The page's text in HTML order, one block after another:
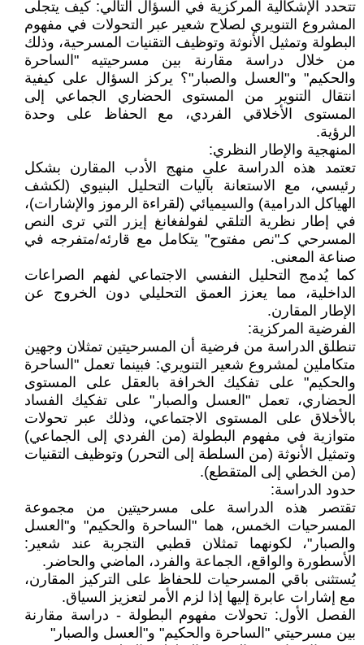
تتحدد الإشكالية المركزية في السؤال التالي: كيف يتجلى
المشروع التنويري لصلاح شعير عبر التحولات في مفهوم
البطولة وتمثيل الأنوثة وتوظيف التقنيات المسرحية، وذلك
من خلال دراسة مقارنة بين مسرحيتيه "الساحرة
والحكيم" و"العسل والصبار"؟ يركز السؤال على كيفية
انتقال التنوير من المستوى الحضاري الجماعي إلى
المستوى الأخلاقي الفردي، مع الحفاظ على وحدة
الرؤية.
المنهجية والإطار النظري:
تعتمد هذه الدراسة على منهج الأدب المقارن بشكل
رئيسي، مع الاستعانة بآليات التحليل البنيوي (لكشف
الهياكل الدرامية) والسيميائي (لقراءة الرموز والإشارات)،
في إطار نظرية التلقي لفولفغانغ إيزر التي ترى النص
المسرحي كـ"نص مفتوح" يتكامل مع قارئه/متفرجه في
صناعة المعنى.
كما يُدمج التحليل النفسي الاجتماعي لفهم الصراعات
الداخلية، مما يعزز العمق التحليلي دون الخروج عن
الإطار المقارن.
الفرضية المركزية:
تنطلق الدراسة من فرضية أن المسرحيتين تمثلان وجهين
متكاملين لمشروع شعير التنويري: فبينما تعمل "الساحرة
والحكيم" على تفكيك الخرافة بالعقل على المستوى
الحضاري، تعمل "العسل والصبار" على تفكيك الفساد
بالأخلاق على المستوى الاجتماعي، وذلك عبر تحولات
متوازية في مفهوم البطولة (من الفردي إلى الجماعي)
وتمثيل الأنوثة (من السلطة إلى التحرر) وتوظيف التقنيات
(من الخطي إلى المتقطع).
حدود الدراسة:
تقتصر هذه الدراسة على مسرحيتين من مجموعة
المسرحيات الخمس، هما "الساحرة والحكيم" و"العسل
والصبار"، لكونهما تمثلان قطبي التجربة عند شعير:
الأسطورة والواقع، الجماعة والفرد، الماضي والحاضر.
يُستثنى باقي المسرحيات للحفاظ على التركيز المقارن،
مع إشارات عابرة إليها إذا لزم الأمر لتعزيز السياق.
الفصل الأول: تحولات مفهوم البطولة - دراسة مقارنة
بين مسرحيتي "الساحرة والحكيم" و"العسل والصبار"